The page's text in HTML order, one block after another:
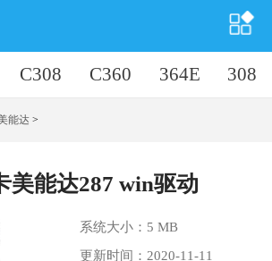
C308 C360 364E 308
能达 >
美能达287 win驱动
系统大小：5 MB
更新时间：2020-11-11